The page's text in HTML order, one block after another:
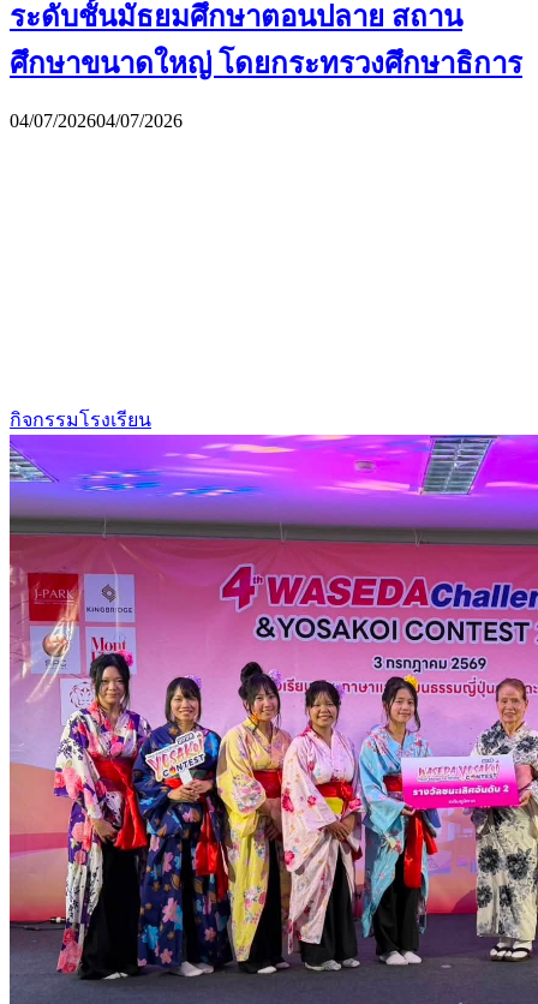
ระดับชั้นมัธยมศึกษาตอนปลาย สถาน
ศึกษาขนาดใหญ่ โดยกระทรวงศึกษาธิการ
04/07/202604/07/2026
กิจกรรมโรงเรียน